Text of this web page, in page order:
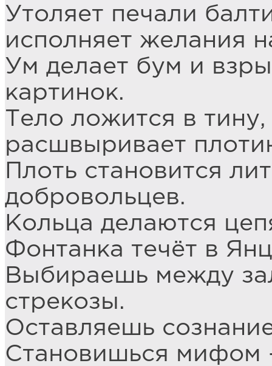
Утоляет печали
исполняет желания
Ум делает бум и
картинок.
Тело ложится в
расшвыривает
Плоть становится
добровольцев.
Кольца делаются
Фонтанка течёт в
Выбираешь между
стрекозы.
Оставляешь
Становишься мифом